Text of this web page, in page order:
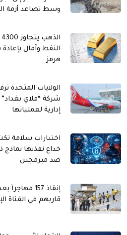
وسط تصاعد أزمة
النفط وآمال
هرمز
الولايات المتحدة
شركة “فلاي
إدارية لعملياتها
اختبارات سلامة
خداع نفذتها
ضد مبرمجين
إنقاذ 157
قاربهم في القناة